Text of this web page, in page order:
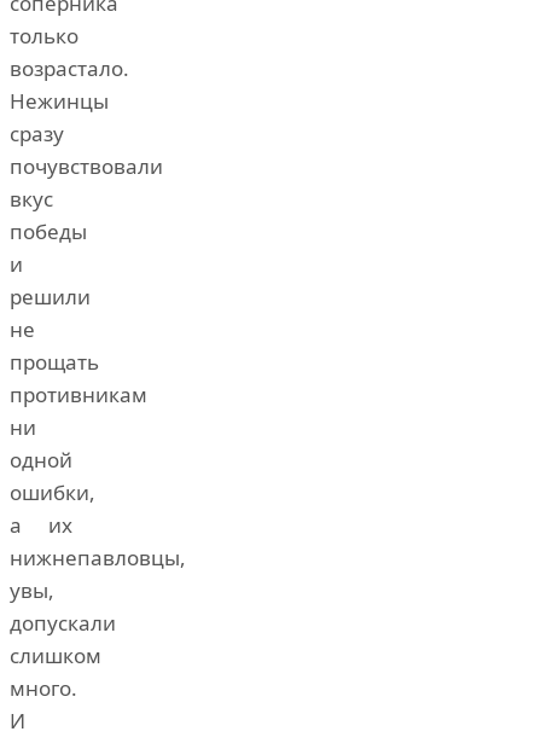
только
возрастало.
Нежинцы
сразу
почувствовали
вкус
победы
и
решили
не
прощать
противникам
ни
одной
ошибки,
а их
нижнепавловцы,
увы,
допускали
слишком
много.
И